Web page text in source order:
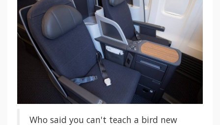
Who said you can't teach a bird new